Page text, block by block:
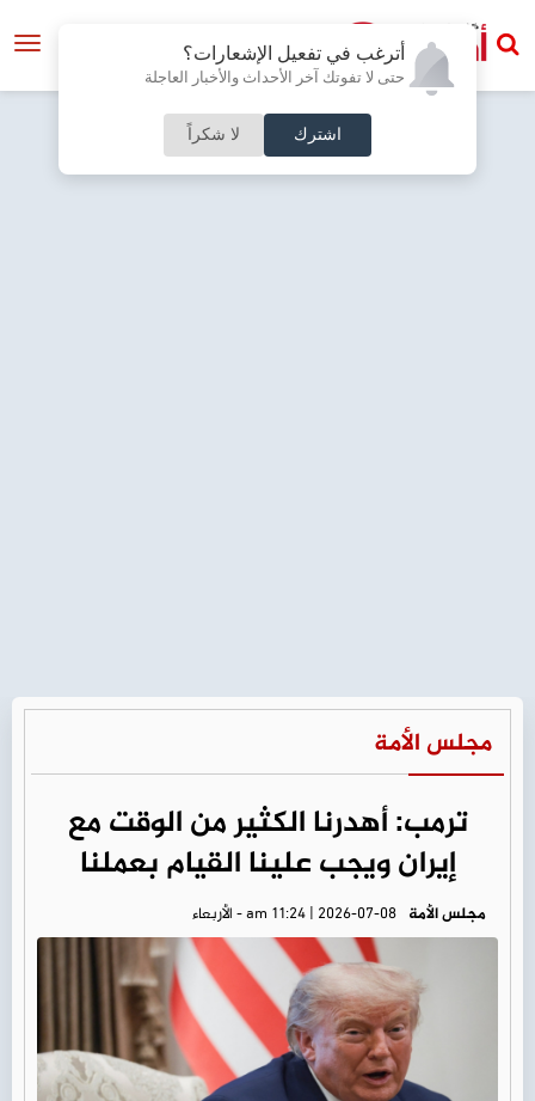
أترغب في تفعيل الإشعارات؟
حتى لا تفوتك آخر الأحداث والأخبار العاجلة
اشترك لا شكراً
مجلس الأمة
ترمب: أهدرنا الكثير من الوقت مع
إيران ويجب علينا القيام بعملنا
مجلس الأمة am 11:24 | 2026-07-08 - الأربعاء